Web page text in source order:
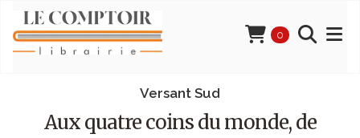
0
Versant Sud
Aux quatre coins du monde, de